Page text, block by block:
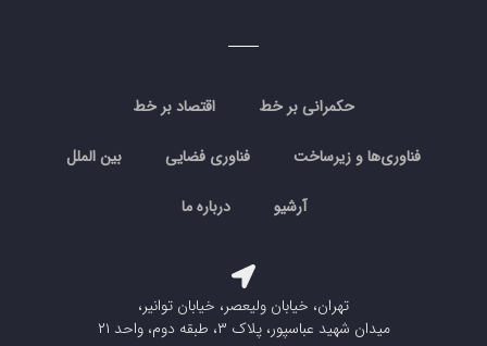
حکمرانی بر خط اقتصاد بر خط
فناوری‌ها و زیرساخت فناوری فضایی بین الملل
آرشیو درباره ما
تهران، خیابان ولیعصر، خیابان توانیر،
میدان شهید عباسپور، پلاک ۳، طبقه دوم، واحد ۲۱